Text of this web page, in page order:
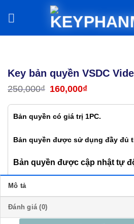
Key bản quyền VSDC
250,000₫ Giá
là:
250,000₫.
160,000₫Giá
tại
là:
160,000₫.
Bản quyền có giá trị 1PC.
Bản quyền được sử dụng đầy đủ
Bản quyền được cập nhật tự
Key bản quyền VSDC Video Editor
Mô tả
Đánh giá (0)